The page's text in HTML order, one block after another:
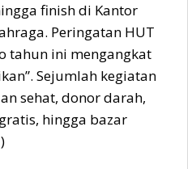
finish di Kantor
Peringatan HUT
tahun ini mengangkat
Sejumlah kegiatan
sehat, donor darah,
hingga bazar